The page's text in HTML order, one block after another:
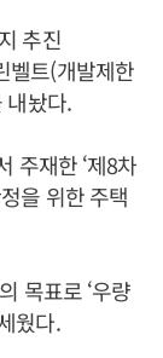
추진
벨트(개발제한
내놨다.
주재한 ‘제8차
을 위한 주택
목표로 ‘우량
웠다.